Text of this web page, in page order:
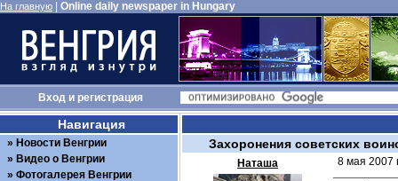
На главную Online daily newspaper in Hungary
Входи регистрация
Захоронения советских
Наташа 8 мая 2007
Навигация
Новости Венгрии
Видео о Венгрии
Фотогалерея Венгрии